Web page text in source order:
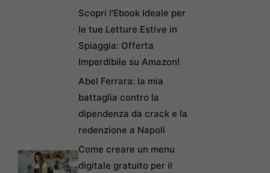
Scopri l’Ebook Ideale per
le tue Letture Estive in
Spiaggia: Offerta
Imperdibile su Amazon!
Abel Ferrara: la mia
battaglia contro la
dipendenza da crack e la
redenzione a Napoli
Come creare un menu
digitale gratuito per il